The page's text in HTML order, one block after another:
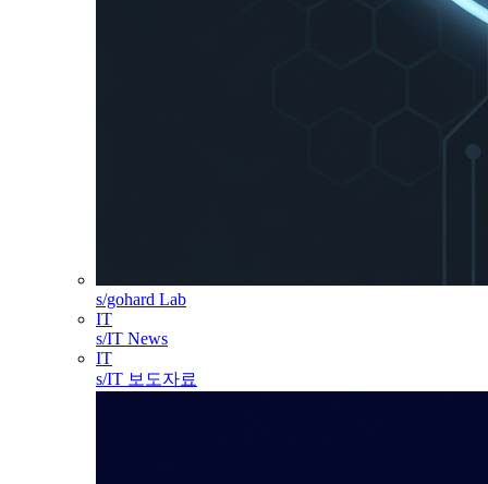
s/gohard Lab
IT
s/IT News
IT
s/IT 보도자료